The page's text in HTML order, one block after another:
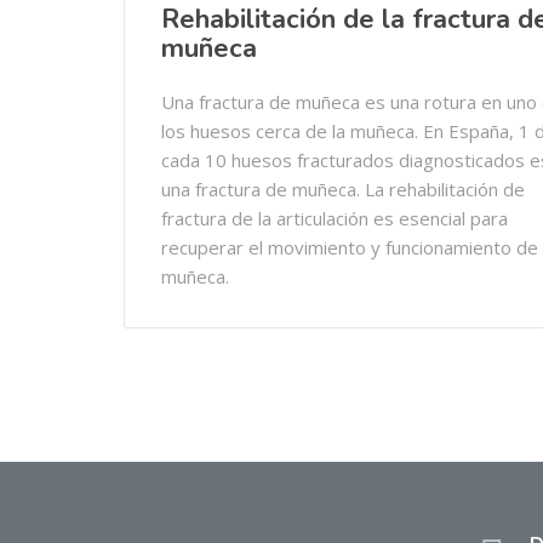
Rehabilitación de la fractura
muñeca
Una fractura de muñeca es una rotura en uno
los huesos cerca de la muñeca. En España, 1
cada 10 huesos fracturados diagnosticados
una fractura de muñeca. La rehabilitación de
fractura de la articulación es esencial para
recuperar el movimiento y funcionamiento de
muñeca.